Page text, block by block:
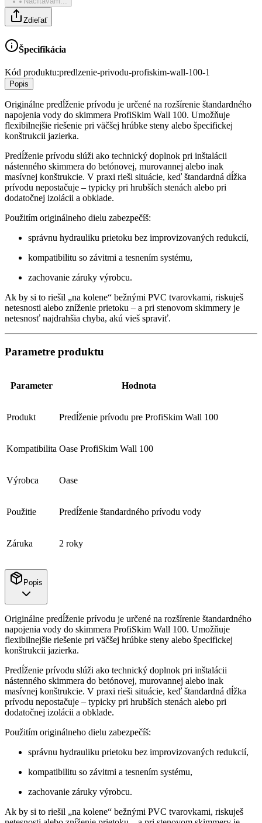
Zdieľať
Špecifikácia
Kód produktu:predlzenie-privodu-profiskim-wall-100-1
Popis
Originálne predĺženie prívodu je určené na rozšírenie štandardného
napojenia vody do skimmera ProfiSkim Wall 100. Umožňuje
flexibilnejšie riešenie pri väčšej hrúbke steny alebo špecifickej
konštrukcii jazierka.
Predĺženie prívodu slúži ako technický doplnok pri inštalácii
nástenného skimmera do betónovej, murovannej alebo inak
masívnej konštrukcie. V praxi rieši situácie, keď štandardná dĺžka
prívodu nepostačuje – typicky pri hrubších stenách alebo pri
dodatočnej izolácii a obklade.
Použitím originálneho dielu zabezpečíš:
správnu hydrauliku prietoku bez improvizovaných redukcií,
kompatibilitu so závitmi a tesnením systému,
zachovanie záruky výrobcu.
Ak by si to riešil „na kolene“ bežnými PVC tvarovkami, riskuješ
netesnosti alebo zníženie prietoku – a pri stenovom skimmery je
netesnosť najdrahšia chyba, akú vieš spraviť.
Parametre produktu
Parameter Hodnota
Produkt Predĺženie prívodu pre ProfiSkim Wall 100
Kompatibilita Oase ProfiSkim Wall 100
Výrobca Oase
Použitie Predĺženie štandardného prívodu vody
Záruka 2 roky
Popis
Originálne predĺženie prívodu je určené na rozšírenie štandardného
napojenia vody do skimmera ProfiSkim Wall 100. Umožňuje
flexibilnejšie riešenie pri väčšej hrúbke steny alebo špecifickej
konštrukcii jazierka.
Predĺženie prívodu slúži ako technický doplnok pri inštalácii
nástenného skimmera do betónovej, murovannej alebo inak
masívnej konštrukcie. V praxi rieši situácie, keď štandardná dĺžka
prívodu nepostačuje – typicky pri hrubších stenách alebo pri
dodatočnej izolácii a obklade.
Použitím originálneho dielu zabezpečíš:
správnu hydrauliku prietoku bez improvizovaných redukcií,
kompatibilitu so závitmi a tesnením systému,
zachovanie záruky výrobcu.
Ak by si to riešil „na kolene“ bežnými PVC tvarovkami, riskuješ